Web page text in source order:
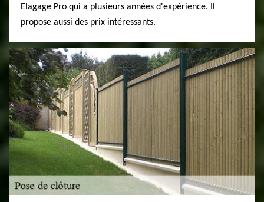
Elagage Pro qui a plusieurs années d'expérience. Il
propose aussi des prix intéressants.